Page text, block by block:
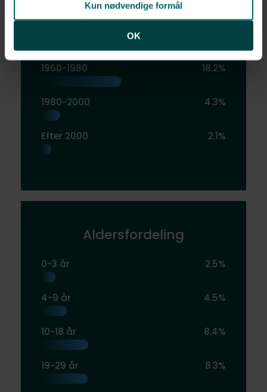
Kun nødvendige formål
OK
1960-1980 18.2%
1980-2000 4.3%
Efter 2000 2.1%
Aldersfordeling
0-3 år 2.5%
4-9 år 4.5%
10-18 år 8.4%
19-29 år 8.3%